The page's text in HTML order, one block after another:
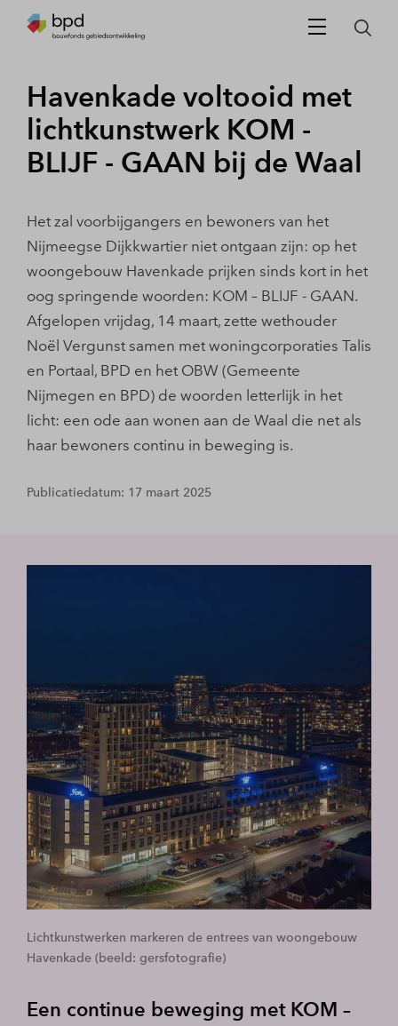
Havenkade voltooid met
lichtkunstwerk KOM -
BLIJF - GAAN bij de Waal
Het zal voorbijgangers en bewoners van het
Nijmeegse Dijkkwartier niet ontgaan zijn: op het
woongebouw Havenkade prijken sinds kort in het
oog springende woorden: KOM – BLIJF - GAAN.
Afgelopen vrijdag, 14 maart, zette wethouder
Noël Vergunst samen met woningcorporaties Talis
en Portaal, BPD en het OBW (Gemeente
Nijmegen en BPD) de woorden letterlijk in het
licht: een ode aan wonen aan de Waal die net als
haar bewoners continu in beweging is.
Publicatiedatum: 17 maart 2025
Lichtkunstwerken markeren de entrees van woongebouw
Havenkade (beeld: gersfotografie)
Een continue beweging met KOM –